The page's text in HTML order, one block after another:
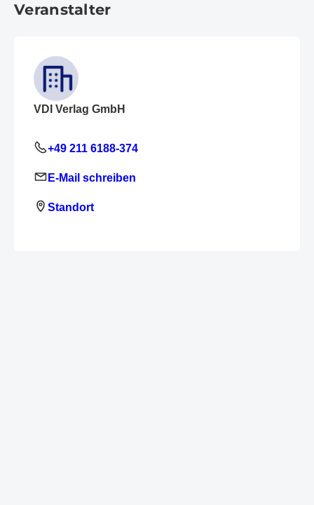
Veranstalter
VDI Verlag GmbH
+49 211 6188-374
E-Mail schreiben
Standort